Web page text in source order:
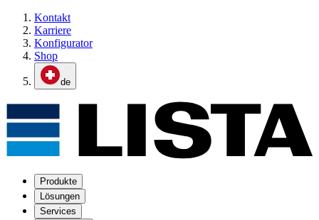
Kontakt
Karriere
Konfigurator
Shop
de
Produkte
Lösungen
Services